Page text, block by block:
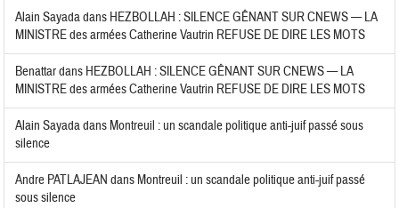
Alain Sayadadans HEZBOLLAH : SILENCE GÊNANT SUR CNEWS — LA
MINISTRE des armées Catherine Vautrin REFUSE DE DIRE LES MOTS
Benattardans HEZBOLLAH : SILENCE GÊNANT SUR CNEWS — LA
MINISTRE des armées Catherine Vautrin REFUSE DE DIRE LES MOTS
Alain Sayadadans Montreuil : un scandale politique anti-juif passé sous
silence
Andre PATLAJEAN dans Montreuil : un scandale politique anti-juif passé
sous silence